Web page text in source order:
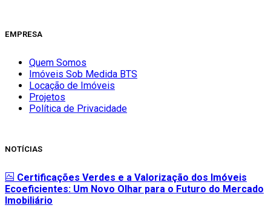
EMPRESA
Quem Somos
Imóveis Sob Medida BTS
Locação de Imóveis
Projetos
Política de Privacidade
NOTÍCIAS
Certificações Verdes e a Valorização dos Imóveis
Ecoeficientes: Um Novo Olhar para o Futuro do Mercado
Imobiliário